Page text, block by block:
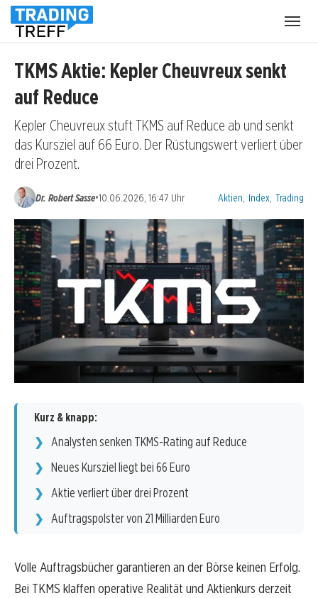
TKMS Aktie: Kepler Cheuvreux senkt
auf Reduce
Kepler Cheuvreux stuft TKMS auf Reduce ab und senkt
das Kursziel auf 66 Euro. Der Rüstungswert verliert über
drei Prozent.
Dr. Robert Sasse•10.06.2026, 16:47 Uhr Kategorien:
Aktien Index Trading
Kurz & knapp:
Analysten senken TKMS-Rating auf Reduce
Neues Kursziel liegt bei 66 Euro
Aktie verliert über drei Prozent
Auftragspolster von 21 Milliarden Euro
Volle Auftragsbücher garantieren an der Börse keinen Erfolg.
Bei TKMS klaffen operative Realität und Aktienkurs derzeit